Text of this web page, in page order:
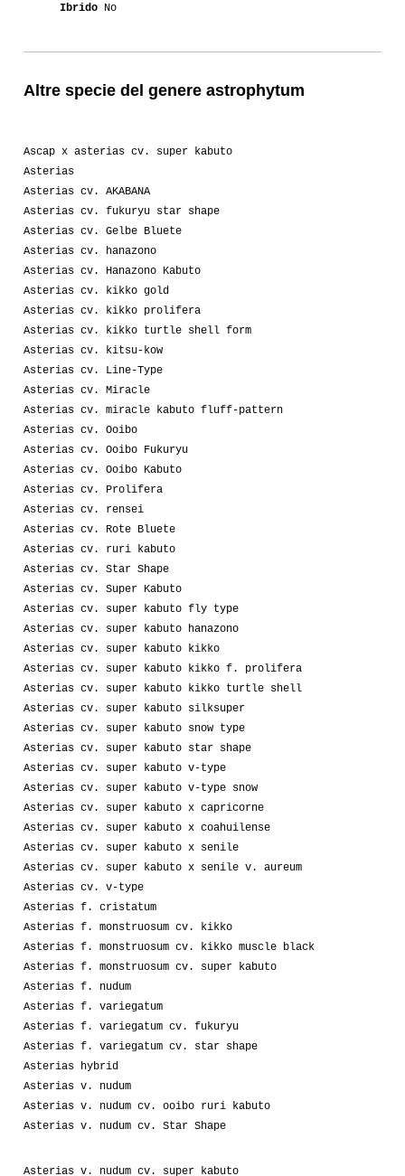
Ibrido No
Altre specie del genere astrophytum
Ascap x asterias cv. super kabuto
Asterias
Asterias cv. AKABANA
Asterias cv. fukuryu star shape
Asterias cv. Gelbe Bluete
Asterias cv. hanazono
Asterias cv. Hanazono Kabuto
Asterias cv. kikko gold
Asterias cv. kikko prolifera
Asterias cv. kikko turtle shell form
Asterias cv. kitsu-kow
Asterias cv. Line-Type
Asterias cv. Miracle
Asterias cv. miracle kabuto fluff-pattern
Asterias cv. Ooibo
Asterias cv. Ooibo Fukuryu
Asterias cv. Ooibo Kabuto
Asterias cv. Prolifera
Asterias cv. rensei
Asterias cv. Rote Bluete
Asterias cv. ruri kabuto
Asterias cv. Star Shape
Asterias cv. Super Kabuto
Asterias cv. super kabuto fly type
Asterias cv. super kabuto hanazono
Asterias cv. super kabuto kikko
Asterias cv. super kabuto kikko f. prolifera
Asterias cv. super kabuto kikko turtle shell
Asterias cv. super kabuto silksuper
Asterias cv. super kabuto snow type
Asterias cv. super kabuto star shape
Asterias cv. super kabuto v-type
Asterias cv. super kabuto v-type snow
Asterias cv. super kabuto x capricorne
Asterias cv. super kabuto x coahuilense
Asterias cv. super kabuto x senile
Asterias cv. super kabuto x senile v. aureum
Asterias cv. v-type
Asterias f. cristatum
Asterias f. monstruosum cv. kikko
Asterias f. monstruosum cv. kikko muscle black
Asterias f. monstruosum cv. super kabuto
Asterias f. nudum
Asterias f. variegatum
Asterias f. variegatum cv. fukuryu
Asterias f. variegatum cv. star shape
Asterias hybrid
Asterias v. nudum
Asterias v. nudum cv. ooibo ruri kabuto
Asterias v. nudum cv. Star Shape
Asterias v. nudum cv. super kabuto